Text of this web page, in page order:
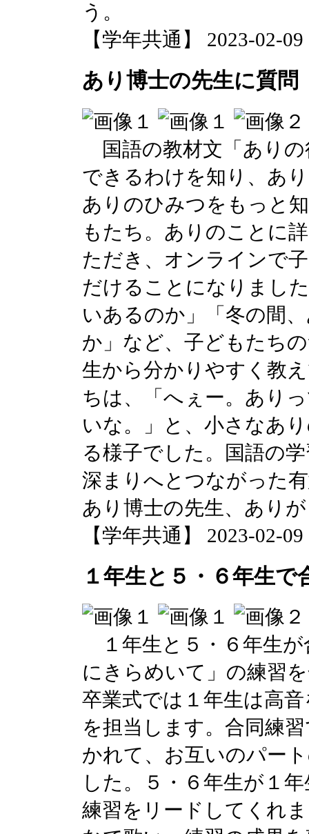
う。
【学年共通】 2023-02-
あり博士の先生に質問
国語の教材文「ありの
できるわけを知り、あ
ありのひみつをもっと
もたち。ありのことに
ただき、オンラインで
だけることになりまし
いあるのか」「冬の間
か」など、子どもたち
生から分かりやすく教
ちは、「へぇー。あり
いな。」と、小さなあ
る様子でした。国語の
深まりへとつながった
あり博士の先生、あり
【学年共通】 2023-02-
１年生と５・６年生で
１年生と５・６年生が
にきらめいて」の練習
卒業式では１年生は高
を担当します。合同練
かれて、お互いのパー
した。５・６年生が１
練習をリードしてくれ